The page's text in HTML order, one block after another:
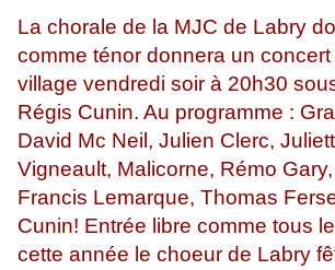
La chorale de la MJC de Labry
comme ténor donnera un
village vendredi soir à 20h30
Régis Cunin. Au programme :
David Mc Neil, Julien Clerc,
Vigneault, Malicorne, Rémo
Francis Lemarque, Thomas
Cunin! Entrée libre comme tous
cette année le choeur de Labry